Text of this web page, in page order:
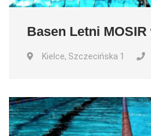
Basen Letni
Kielce, Szczecińska 1